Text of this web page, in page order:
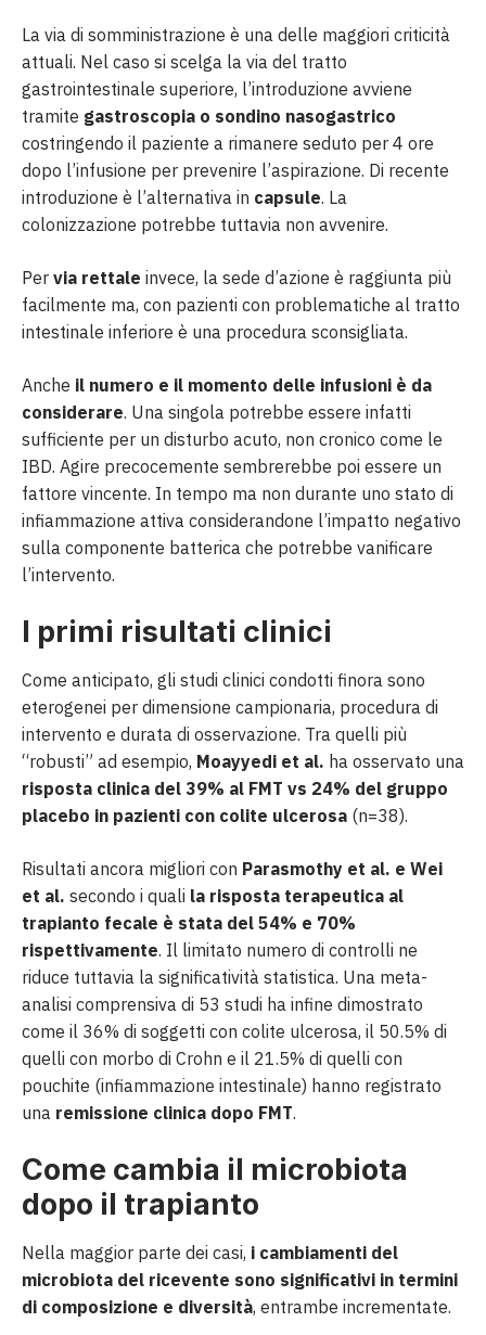
La via di somministrazione è una delle maggiori criticità
attuali. Nel caso si scelga la via del tratto
gastrointestinale superiore, l’introduzione avviene
tramite gastroscopia o sondino nasogastrico
costringendo il paziente a rimanere seduto per 4 ore
dopo l’infusione per prevenire l’aspirazione. Di recente
introduzione è l’alternativa in capsule. La
colonizzazione potrebbe tuttavia non avvenire.
Per via rettale invece, la sede d’azione è raggiunta più
facilmente ma, con pazienti con problematiche al tratto
intestinale inferiore è una procedura sconsigliata.
Anche il numero e il momento delle infusioni è da
considerare. Una singola potrebbe essere infatti
sufficiente per un disturbo acuto, non cronico come le
IBD. Agire precocemente sembrerebbe poi essere un
fattore vincente. In tempo ma non durante uno stato di
infiammazione attiva considerandone l’impatto negativo
sulla componente batterica che potrebbe vanificare
l’intervento.
I primi risultati clinici
Come anticipato, gli studi clinici condotti finora sono
eterogenei per dimensione campionaria, procedura di
intervento e durata di osservazione. Tra quelli più
“robusti” ad esempio, Moayyedi et al. ha osservato una
risposta clinica del 39% al FMT vs 24% del gruppo
placebo in pazienti con colite ulcerosa (n=38).
Risultati ancora migliori con Parasmothy et al. e Wei
et al. secondo i quali la risposta terapeutica al
trapianto fecale è stata del 54% e 70%
rispettivamente. Il limitato numero di controlli ne
riduce tuttavia la significatività statistica. Una meta-
analisi comprensiva di 53 studi ha infine dimostrato
come il 36% di soggetti con colite ulcerosa, il 50.5% di
quelli con morbo di Crohn e il 21.5% di quelli con
pouchite (infiammazione intestinale) hanno registrato
una remissione clinica dopo FMT.
Come cambia il microbiota
dopo il trapianto
Nella maggior parte dei casi, i cambiamenti del
microbiota del ricevente sono significativi in termini
di composizione e diversità, entrambe incrementate.